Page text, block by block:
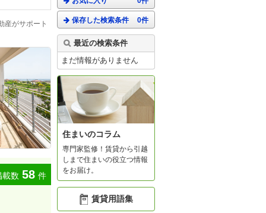
産がサポート
載数 58 件
保存した検索条件 0件
最近の検索条件
まだ情報がありません
住まいのコラム
専門家監修！賃貸から引越
しまで住まいの役立つ情報
をお届け。
賃貸用語集